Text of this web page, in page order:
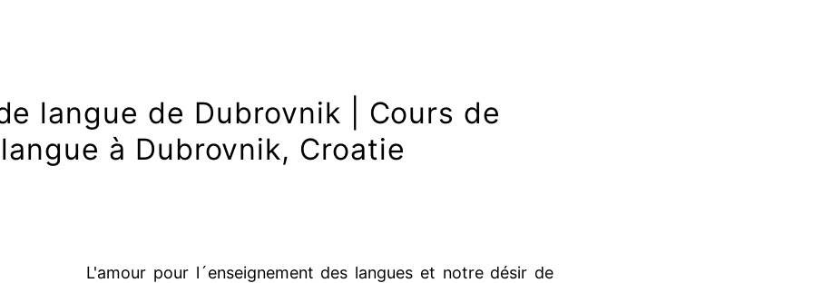
langue de Dubrovnik | Cours de
langue à Dubrovnik, Croatie
L'amour pour l´enseignement des langues et notre désir de